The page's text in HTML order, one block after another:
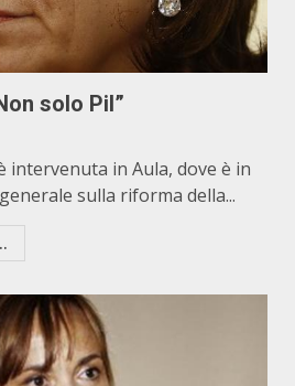
solo Pil”
intervenuta in Aula, dove è in
sulla riforma della...